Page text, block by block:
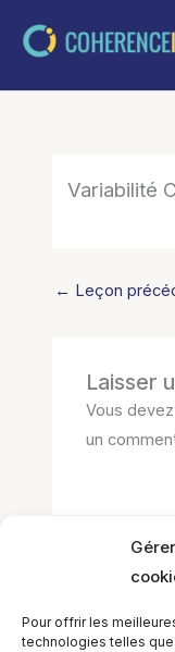
Pour offrir les
technologies telles
Variabilité
← Leçon
Laisser
Vous
un